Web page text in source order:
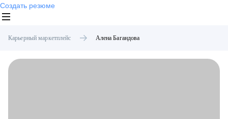
Создать резюме
Карьерный маркетплейс Алена Багандова